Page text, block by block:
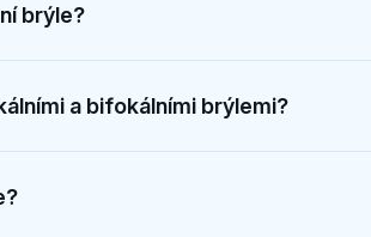
brýle?
a bifokálními brýlemi?